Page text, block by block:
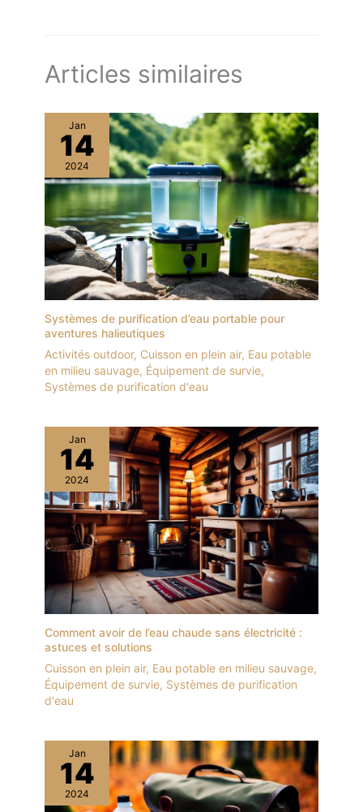
Articles similaires
Jan
14
2024
Systèmes de purification d’eau portable pour
aventures halieutiques
Activités outdoor, Cuisson en plein air, Eau potable
en milieu sauvage, Équipement de survie,
Systèmes de purification d'eau
Jan
14
2024
Comment avoir de l’eau chaude sans électricité :
astuces et solutions
Cuisson en plein air, Eau potable en milieu sauvage,
Équipement de survie, Systèmes de purification
d'eau
Jan
14
2024